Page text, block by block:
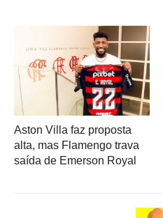
Aston Villa faz proposta
alta, mas Flamengo trava
saída de Emerson Royal